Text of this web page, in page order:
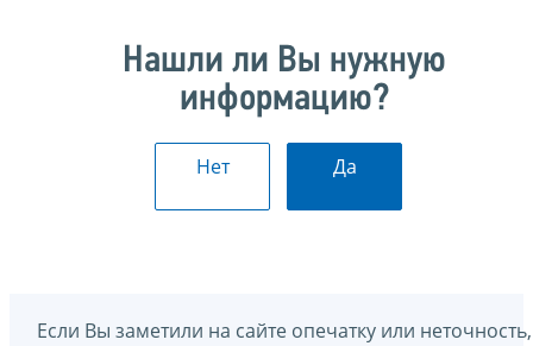
Нашли ли Вы нужную
информацию?
Нет Да
Если Вы заметили на сайте опечатку или неточность,